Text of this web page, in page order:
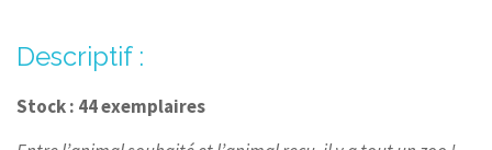
RECHERCHER
CONTACT
Descriptif :
Stock : 44 exemplaires